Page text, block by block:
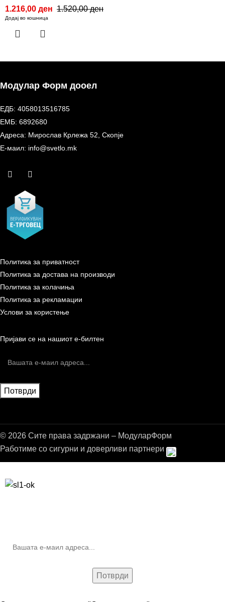
1.520,00ден
1.216,00 ден
Додај во кошница
Модулар Форм дооел
ЕДБ: 4058013516785
ЕМБ: 6892680
Адреса: Мирослав Крлежа 52, Скопје
Е-маил: info@svetlo.mk
Политика за приватност
Политика за достава на производи
Политика за колачиња
Политика за рекламации
Услови за користење
Пријави се на нашиот е-билтен
© 2026 Сите права задржани – МодуларФорм
Работиме со сигурни и доверливи партнери